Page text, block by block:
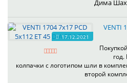
Дима
17.12.2021
VENTI
колпачки с логотипом шли в
второй